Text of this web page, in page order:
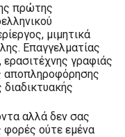
πρώτης
μιμητικά
Επαγγελματίας
γραφιάς
αποπληροφόρησης
διαδικτυακής
αλλά δεν σας
φορές ούτε εμένα